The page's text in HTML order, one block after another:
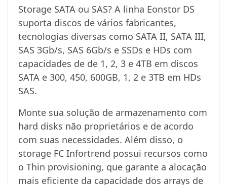
Storage SATA ou SAS? A linha Eonstor DS
suporta discos de vários fabricantes,
tecnologias diversas como SATA II, SATA III,
SAS 3Gb/s, SAS 6Gb/s e SSDs e HDs com
capacidades de de 1, 2, 3 e 4TB em discos
SATA e 300, 450, 600GB, 1, 2 e 3TB em HDs
SAS.
Monte sua solução de armazenamento com
hard disks não proprietários e de acordo
com suas necessidades. Além disso, o
storage FC Infortrend possui recursos como
o Thin provisioning, que garante a alocação
mais eficiente da capacidade dos arrays de